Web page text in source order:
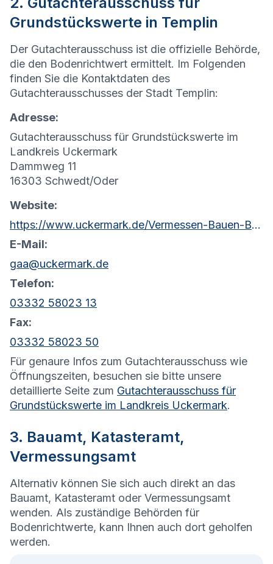
Grundstückswerte in Templin
Der Gutachterausschuss ist die offizielle Behörde,
die den Bodenrichtwert ermittelt. Im Folgenden
finden Sie die Kontaktdaten des
Gutachterausschusses der Stadt Templin:
Adresse:
Gutachterausschuss für Grundstückswerte im
Landkreis Uckermark
Dammweg 11
16303 Schwedt/Oder
Website:
https://www.uckermark.de/Vermessen-Bauen-Bewahren/Kataster-Vermessung/Grundst%C3%BCckswerte/
E-Mail:
gaa@uckermark.de
Telefon:
03332 58023 13
Fax:
03332 58023 50
Für genaure Infos zum Gutachterausschuss wie
Öffnungszeiten, besuchen sie bitte unsere
detaillierte Seite zum Gutachterausschuss für
Grundstückswerte im Landkreis Uckermark.
3. Bauamt, Katasteramt,
Vermessungsamt
Alternativ können Sie sich auch direkt an das
Bauamt, Katasteramt oder Vermessungsamt
wenden. Als zuständige Behörden für
Bodenrichtwerte, kann Ihnen auch dort geholfen
werden.